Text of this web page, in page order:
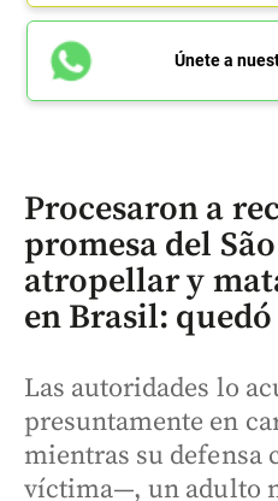
Únete a
Procesaron a
promesa del
atropellar y
en Brasil:
Las autoridades lo
presuntamente en
mientras su defensa
víctima—, un adulto